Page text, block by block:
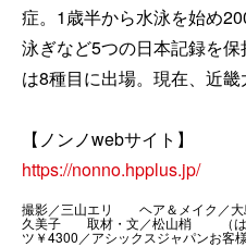
症。1歳半から水泳を始め
泳ぎなど5つの日本記録を
は8種目に出場。現在、近畿
【ノンノwebサイト】
https://nonno.hpplus.jp/
撮影／三山エリ ヘア＆メイク／
久美子 取材・文／松山梢 （はる
ツ￥4300／アシックスジャパンお客